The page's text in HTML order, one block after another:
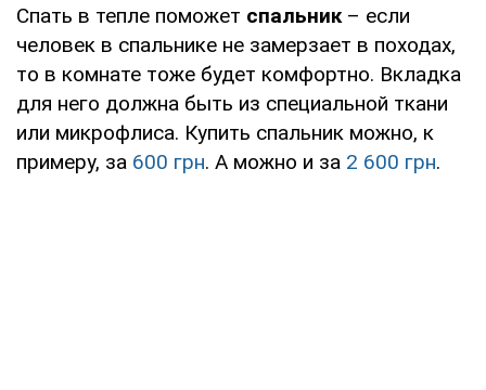
Спать в тепле поможет спальник – если
человек в спальнике не замерзает в походах,
то в комнате тоже будет комфортно. Вкладка
для него должна быть из специальной ткани
или микрофлиса. Купить спальник можно, к
примеру, за 600 грн. А можно и за 2 600 грн.